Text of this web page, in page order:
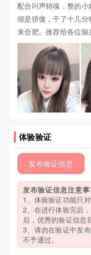
配合叫声销魂，整的
很是骄傲，干了十几
来合肥。推荐给各位狼
体验验证
发布验证信息
发布验证信息注意
1、体验验证功能只
2、在进行体验完后
后，优秀的验证信息
3、请勿在验证中发
不予通过。